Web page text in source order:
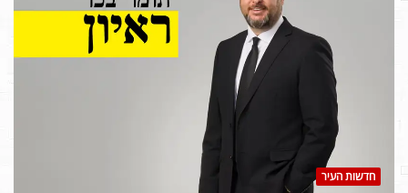
חדשות העיר